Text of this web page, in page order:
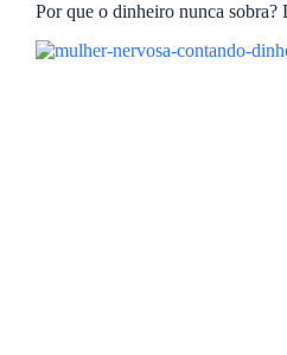
Por que o dinheiro nunca sobra?